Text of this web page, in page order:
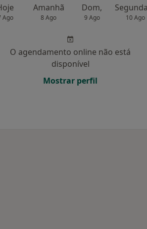
Ago
Amanhã
8 Ago
Dom,
9 Ago 10 Ago
O agendamento online não está
disponível
Mostrar perfil